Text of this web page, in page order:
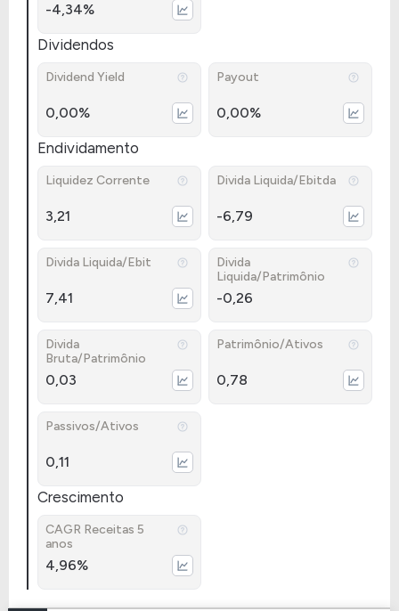
-4,34%
Dividendos
Dividend Yield
0,00%
Payout
0,00%
Endividamento
Liquidez Corrente
3,21
Divida Liquida/Ebitda
-6,79
Divida Liquida/Ebit
7,41
Divida
Liquida/Patrimônio
-0,26
Divida
Bruta/Patrimônio
0,03
Patrimônio/Ativos
0,78
Passivos/Ativos
0,11
Crescimento
CAGR Receitas 5
anos
4,96%